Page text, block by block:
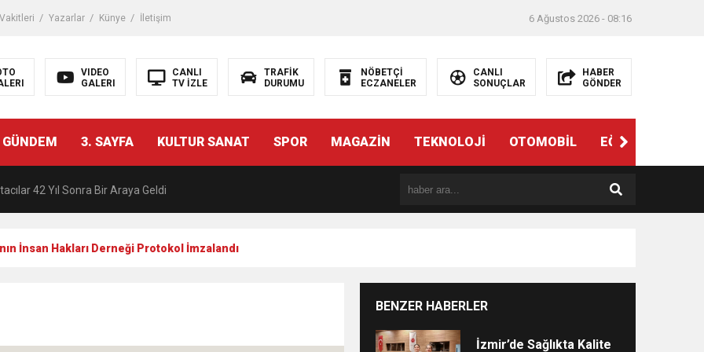
Yazarlar Künye İletişim 6 Ağustos 2026 - 08:16
VIDEO
GALERI
CANLI
TV İZLE
TRAFİK
DURUMU
NÖBETÇİ
ECZANELER
CANLI
SONUÇLAR
HABER
GÖNDER
3. SAYFA KULTUR SANAT SPOR MAGAZİN TEKNOLOJİ OTOMOBİL EĞİTİM
Tanıdığı İsim: Abdulrezak Kaldan Torbalı Yolunda
42 Yıl Sonra Bir Araya Geldi
İnsan Hakları Derneği Protokol İmzalandı
BENZER HABERLER
İzmir’de Sağlıkta Kalite